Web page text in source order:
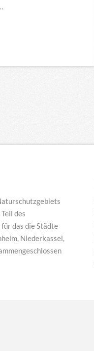
des
für das die Städte
Niederkassel,